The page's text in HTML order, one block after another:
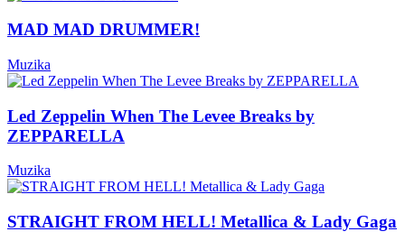
MAD MAD DRUMMER!
Muzika
Led Zeppelin When The Levee Breaks by
ZEPPARELLA
Muzika
STRAIGHT FROM HELL! Metallica & Lady Gaga